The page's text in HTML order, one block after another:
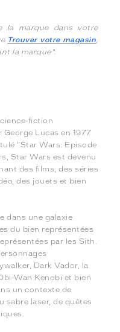
la marque dans votre
Trouver votre magasin,
la marque".
fiction
Lucas en 1977
"Star Wars: Episode
Star Wars est devenu
des films, des séries
des jouets et bien
dans une galaxie
du bien représentées
par les Sith.
Dark Vador, la
Wan Kenobi et bien
un contexte de
sabre laser, de quêtes